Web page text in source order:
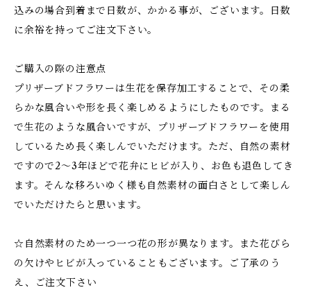
込みの場合到着まで日数が、かかる事が、ございます。日数
に余裕を持ってご注文下さい。
ご購入の際の注意点
プリザーブドフラワーは生花を保存加工することで、その柔
らかな風合いや形を長く楽しめるようにしたものです。まる
で生花のような風合いですが、プリザーブドフラワーを使用
しているため長く楽しんでいただけます。ただ、自然の素材
ですので2～3年ほどで花弁にヒビが入り、お色も退色してき
ます。そんな移ろいゆく様も自然素材の面白さとして楽しん
でいただけたらと思います。
☆自然素材のため一つ一つ花の形が異なります。また花びら
の欠けやヒビが入っていることもございます。ご了承のう
え、ご注文下さい